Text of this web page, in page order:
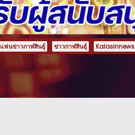
แฟนข่าวกาฬสินธุ์ ข่าวกาฬสินธุ์ Kalasinnews